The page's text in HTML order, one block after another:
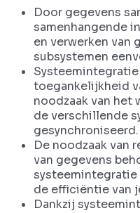
Door gegevens
samenhangende
en verwerken van
subsystemen
toegankelijkheid
noodzaak van het
de verschillende
gesynchroniseerd.
De noodzaak van
van gegevens
de efficiëntie van
Dankzij